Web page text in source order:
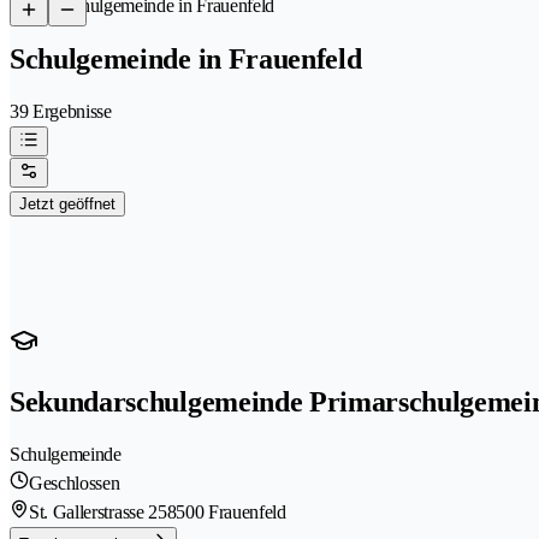
/Schulgemeinde in Frauenfeld
Schulgemeinde in Frauenfeld
39 Ergebnisse
Jetzt geöffnet
Sekundarschulgemeinde
Schulgemeinde
Geschlossen
St. Gallerstrasse 258500 Frauenfeld